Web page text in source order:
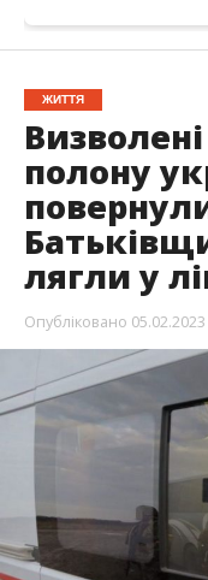
ЖИТТЯ
полону
лягли у
Опубліковано 05.02.2023